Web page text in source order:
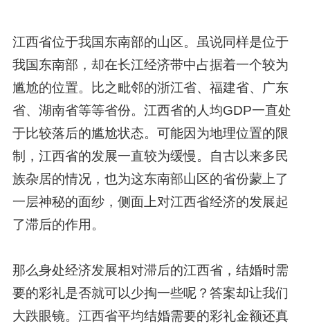
江西省位于我国东南部的山区。虽说同样是位于
我国东南部，却在长江经济带中占据着一个较为
尴尬的位置。比之毗邻的浙江省、福建省、广东
省、湖南省等等省份。江西省的人均GDP一直处
于比较落后的尴尬状态。可能因为地理位置的限
制，江西省的发展一直较为缓慢。自古以来多民
族杂居的情况，也为这东南部山区的省份蒙上了
一层神秘的面纱，侧面上对江西省经济的发展起
了滞后的作用。
那么身处经济发展相对滞后的江西省，结婚时需
要的彩礼是否就可以少掏一些呢？答案却让我们
大跌眼镜。江西省平均结婚需要的彩礼金额还真